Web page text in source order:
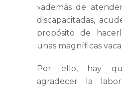
»además de
discapacitadas,
propósito de
unas magníficas
Por ello, hay
agradecer la